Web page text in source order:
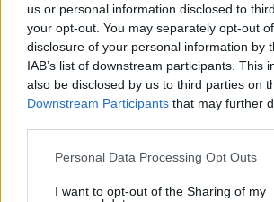
us or personal information disclosed to
your opt-out. You may separately opt-out
disclosure of your personal information by
IAB’s list of downstream participants. This
also be disclosed by us to third parties on
Downstream Participants that may further
Please note that this website/app uses one
not limited to your visit or usage behaviour.
Personal Data Processing Opt Outs
I want to opt-out of the Sharing of my
Cut The Rope Northern
ΔΕΙΤΕ ΟΛΑ ΤΑ GAMES
Best of Network